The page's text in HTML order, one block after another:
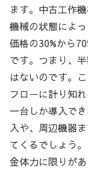
ます。中古工作
機械の状態によ
価格の30%から
です。つまり、
はないのです。
フローに計り知
一台しか導入で
入や、周辺機器
てくるでしょう
金体力に限りが